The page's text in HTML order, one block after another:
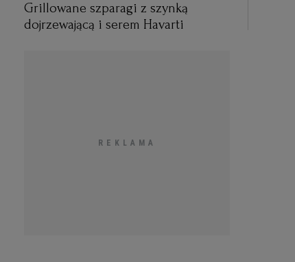
Grillowane szparagi z szynką
dojrzewającą i serem Havarti